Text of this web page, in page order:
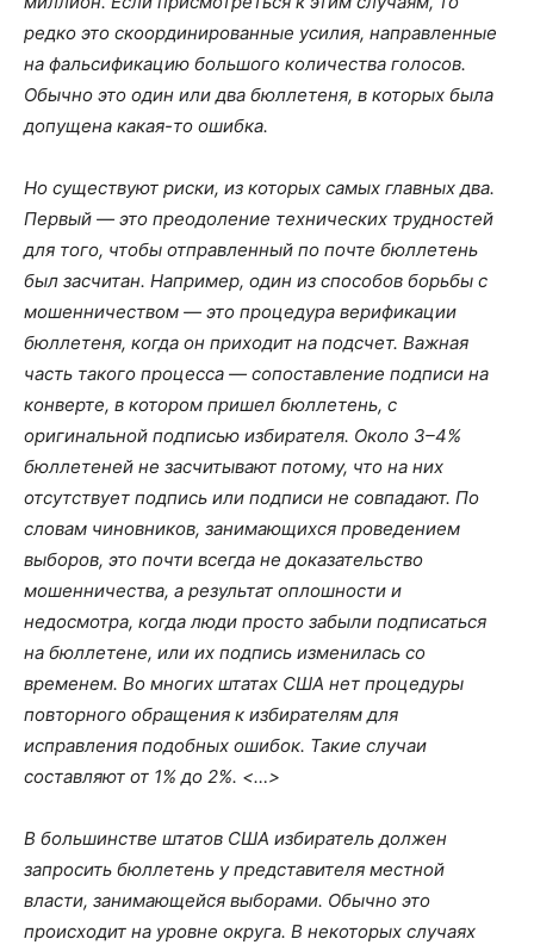
редко это скоординированные усилия, направленные
на фальсификацию большого количества голосов.
Обычно это один или два бюллетеня, в которых была
допущена какая-то ошибка.
Но существуют риски, из которых самых главных два.
Первый — это преодоление технических трудностей
для того, чтобы отправленный по почте бюллетень
был засчитан. Например, один из способов борьбы с
мошенничеством — это процедура верификации
бюллетеня, когда он приходит на подсчет. Важная
часть такого процесса — сопоставление подписи на
конверте, в котором пришел бюллетень, с
оригинальной подписью избирателя. Около 3–4%
бюллетеней не засчитывают потому, что на них
отсутствует подпись или подписи не совпадают. По
словам чиновников, занимающихся проведением
выборов, это почти всегда не доказательство
мошенничества, а результат оплошности и
недосмотра, когда люди просто забыли подписаться
на бюллетене, или их подпись изменилась со
временем. Во многих штатах США нет процедуры
повторного обращения к избирателям для
исправления подобных ошибок. Такие случаи
составляют от 1% до 2%. <…>
В большинстве штатов США избиратель должен
запросить бюллетень у представителя местной
власти, занимающейся выборами. Обычно это
происходит на уровне округа. В некоторых случаях